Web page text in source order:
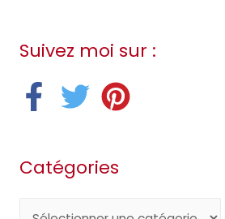
Suivez moi sur :
Catégories